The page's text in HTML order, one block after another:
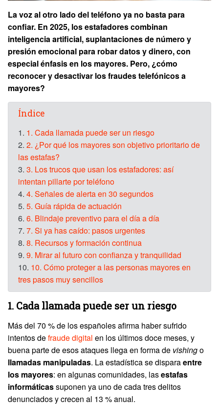
La voz al otro lado del teléfono ya no basta para
confiar. En 2025, los estafadores combinan
inteligencia artificial, suplantaciones de número y
presión emocional para robar datos y dinero, con
especial énfasis en los mayores. Pero, ¿cómo
reconocer y desactivar los fraudes telefónicos a
mayores?
Índice
1. 1. Cada llamada puede ser un riesgo
2. 2. ¿Por qué los mayores son objetivo prioritario de
las estafas?
3. 3. Los trucos que usan los estafadores: así
intentan pillarte por teléfono
4. 4. Señales de alerta en 30 segundos
5. 5. Guía rápida de actuación
6. 6. Blindaje preventivo para el día a día
7. 7. Si ya has caído: pasos urgentes
8. 8. Recursos y formación continua
9. 9. Mirar al futuro con confianza y tranquilidad
10. 10. Cómo proteger a las personas mayores en
tres pasos muy sencillos
1. Cada llamada puede ser un riesgo
Más del 70 % de los españoles afirma haber sufrido
intentos defraude digital en los últimos doce meses, y
buena parte de esos ataques llega en forma de vishingo
llamadas manipuladas. La estadística se disparaentre
los mayores: en algunas comunidades, lasestafas
informáticassuponen ya uno de cada tres delitos
denunciados y crecen al 13 % anual.